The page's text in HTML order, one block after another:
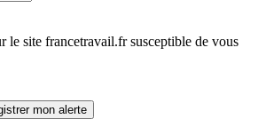
le site francetravail.fr susceptible de vous
mon alerte